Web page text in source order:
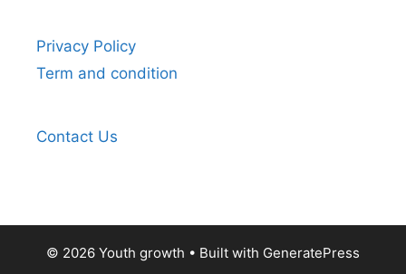
Privacy Policy
Term and condition
Contact Us
© 2026 Youth growth • Built with GeneratePress